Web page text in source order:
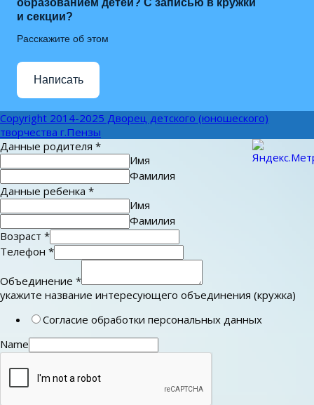
и секции?
Расскажите об этом
Написать
Copyright 2014-2025 Дворец детского (юношеского)
творчества г.Пензы
Данные родителя *
Имя
Фамилия
Данные ребенка *
Имя
Фамилия
Возраст *
Телефон *
Объединение *
укажите название интересующего объединения (кружка)
Согласие обработки персональных данных
Name